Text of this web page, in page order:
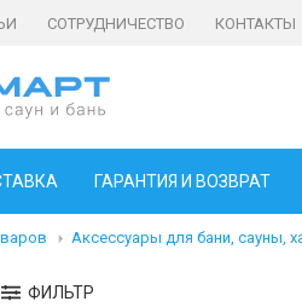
СОТРУДНИЧЕСТВО КОНТАКТЫ
ГАРАНТИЯ И ВОЗВРАТ
Аксессуары для бани, сауны,
ФИЛЬТР